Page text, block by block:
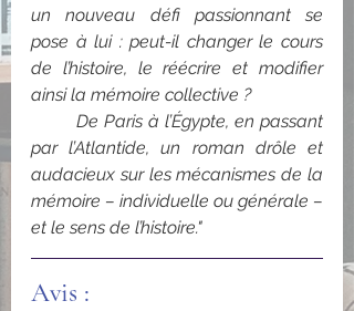
un nouveau défi passionnant se
pose à lui : peut-il changer le cours
de l’histoire, le réécrire et modifier
ainsi la mémoire collective ?
De Paris à l’Égypte, en passant
par l’Atlantide, un roman drôle et
audacieux sur les mécanismes de la
mémoire – individuelle ou générale –
et le sens de l’histoire."
Avis :